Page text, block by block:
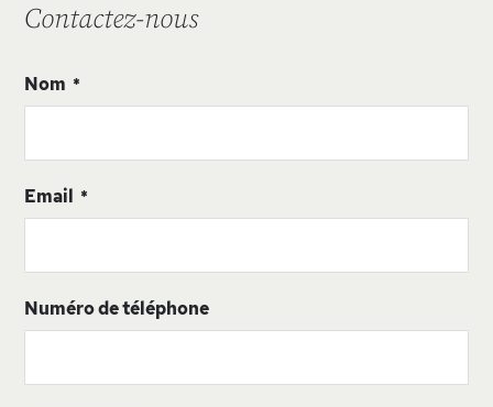
Contactez-nous
Nom
Email
Numéro de téléphone